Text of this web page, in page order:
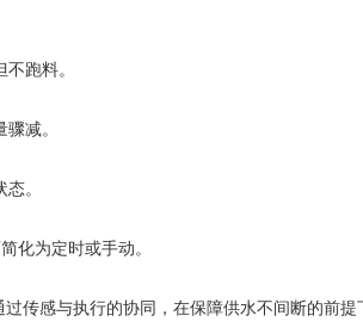
跑料。
减。
。
为定时或手动。
感与执行的协同，在保障供水不间断的前